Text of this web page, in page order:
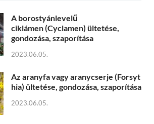
A borostyánlevelű
ciklámen (Cyclamen) ültetése,
gondozása, szaporítása
2023.06.05.
Az aranyfa vagy aranycserje (Forsyt
hia) ültetése, gondozása, szaporítása
2023.06.05.